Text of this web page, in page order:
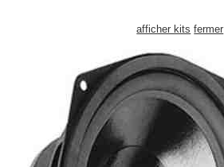
afficher kits fermer